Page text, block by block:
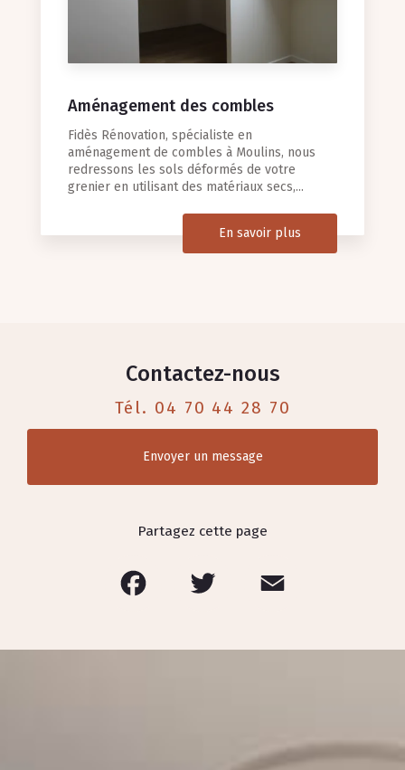
Aménagement des combles
Fidès Rénovation, spécialiste en
aménagement de combles à Moulins, nous
redressons les sols déformés de votre
grenier en utilisant des matériaux secs,...
En savoir plus
Contactez-nous
Tél. 04 70 44 28 70
Envoyer un message
Partagez cette page